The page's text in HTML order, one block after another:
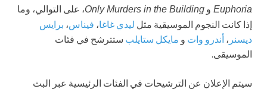
Euphoria و Only Murders in the Building، على التوالي، وما
إذا كانت النجوم الموسيقية مثل ليدي غاغا، فيناس، برايس
ديسنر ، أندرو وات و مايكل ستايلب ستترشح في فئات
الموسيقى.
سيتم الإعلان عن الترشيحات في الفئات الرئيسية عبر البث